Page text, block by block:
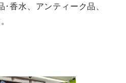
香水、アンティーク品、